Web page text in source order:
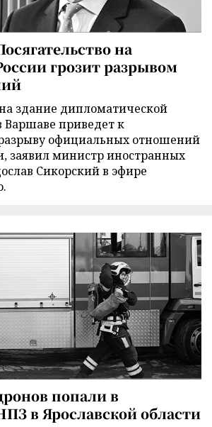
на
грозит разрывом
здание дипломатической
Варшаве приведет к
официальных отношений
заявил министр иностранных
Сикорский в эфире
попали в
в Ярославской области